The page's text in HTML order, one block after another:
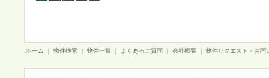
ホーム 物件検索 物件一覧 よくあるご質問 会社概要 物件リクエスト・お問